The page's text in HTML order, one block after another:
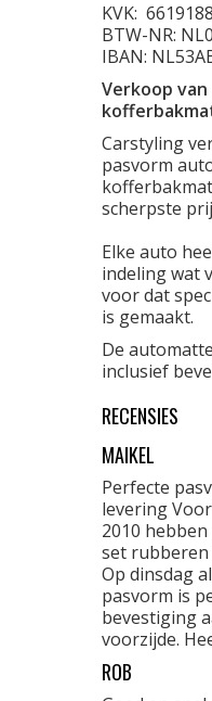
KVK:
BTW-NR:
IBAN:
Verkoop
Carstyling
pasvorm
scherpste
Elke auto
indeling wat
voor dat
is gemaakt.
De
inclusief
RECENSIES
MAIKEL
Perfecte
levering
2010
set
Op dinsdag
pasvorm is
bevestiging
voorzijde.
ROB